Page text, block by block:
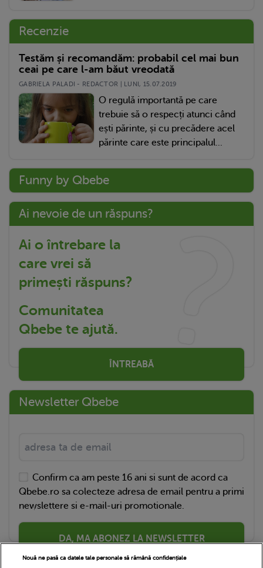
Recenzie
Testăm și recomandăm: probabil cel mai bun
ceai pe care l-am băut vreodată
GABRIELA PALADI - REDACTOR | LUNI, 15.07.2019
O regulă importantă pe care
trebuie să o respecți atunci când
ești părinte, și cu precădere acel
părinte care este principalul...
Funny by Qbebe
Ai nevoie de un răspuns?
Ai o întrebare la
care vrei să
primești răspuns?
Comunitatea
Qbebe te ajută.
ÎNTREABĂ
Newsletter Qbebe
Confirm ca am peste 16 ani si sunt de acord ca
Qbebe.ro sa colecteze adresa de email pentru a primi
newslettere si e-mail-uri promotionale.
DA, MA ABONEZ LA NEWSLETTER
Nouă ne pasă ca datele tale personale să rămână confidențiale